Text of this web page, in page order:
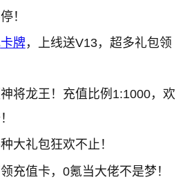
！
卡牌，上线送V13，超多礼包领
将龙王！充值比例1:1000，欢
大礼包狂欢不止！
充值卡，0氪当大佬不是梦！